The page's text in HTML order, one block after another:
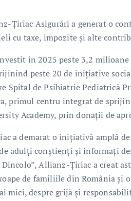
Țiriac Asigurări a generat o
cu taxe, impozite și alte
în 2025 peste 3,2
peste 20 de inițiative
Spital de Psihiatrie Pediatrică
primul centru integrat de
Academy, prin donații de
a demarat o inițiativă amplă
adulți conștienți și informați
Allianz-Țiriac a creat
de familiile din România și
mici, despre grijă și